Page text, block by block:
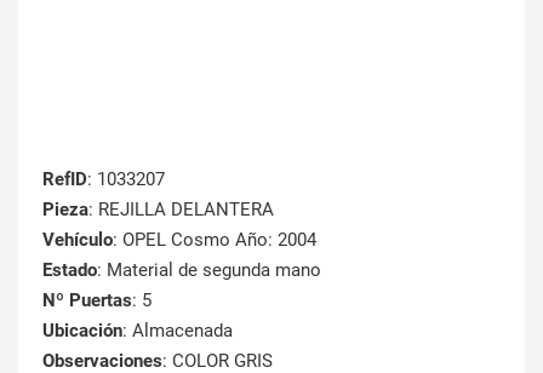
RefID: 1033207
Pieza: REJILLA DELANTERA
Vehículo: OPEL Cosmo Año: 2004
Estado: Material de segunda mano
Nº Puertas: 5
Ubicación: Almacenada
Observaciones: COLOR GRIS